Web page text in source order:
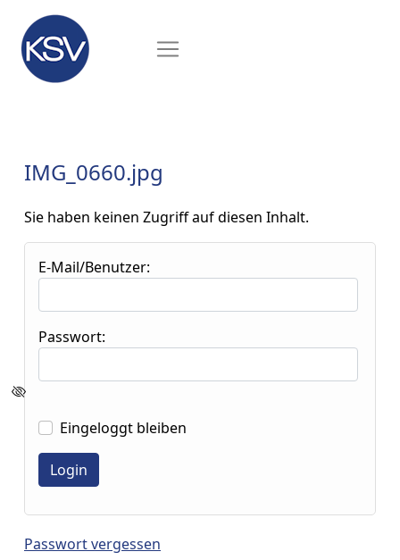
IMG_0660.jpg
Sie haben keinen Zugriff auf diesen Inhalt.
E-Mail/Benutzer:
Passwort:
Eingeloggt bleiben
Passwort vergessen